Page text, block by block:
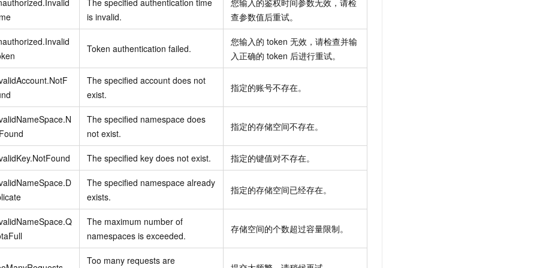
is invalid.
查参数值后重试。
Token authentication failed.
您输入的 token 无效，请检查并输
入正确的 token 后进行重试。
The specified account does not
exist.
指定的账号不存在。
The specified namespace does
not exist.
指定的存储空间不存在。
The specified key does not exist. 指定的键值对不存在。
The specified namespace already
exists.
指定的存储空间已经存在。
The maximum number of
namespaces is exceeded.
存储空间的个数超过容量限制。
Too many requests are